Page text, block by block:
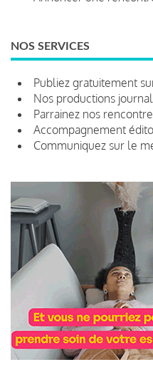
NOS SERVICES
Publiez gratuitement
Nos productions
Parrainez nos
Accompagnement
Communiquez sur le